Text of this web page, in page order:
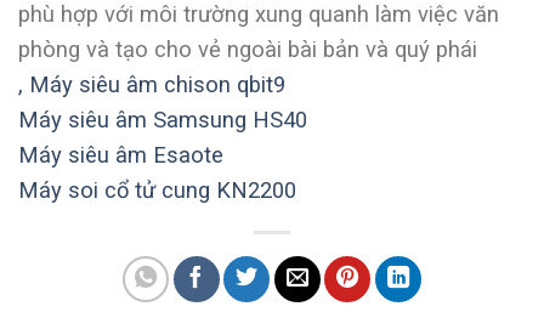
phù hợp với môi trường xung quanh làm việc văn
phòng và tạo cho vẻ ngoài bài bản và quý phái
, Máy siêu âm chison qbit9
Máy siêu âm Samsung HS40
Máy siêu âm Esaote
Máy soi cổ tử cung KN2200